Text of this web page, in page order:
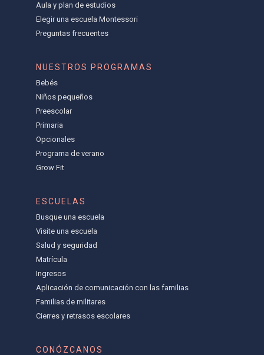
Aula y plan de estudios
Elegir una escuela Montessori
Preguntas frecuentes
NUESTROS PROGRAMAS
Bebés
Niños pequeños
Preescolar
Primaria
Opcionales
Programa de verano
Grow Fit
ESCUELAS
Busque una escuela
Visite una escuela
Salud y seguridad
Matrícula
Ingresos
Aplicación de comunicación con las familias
Familias de militares
Cierres y retrasos escolares
CONÓZCANOS